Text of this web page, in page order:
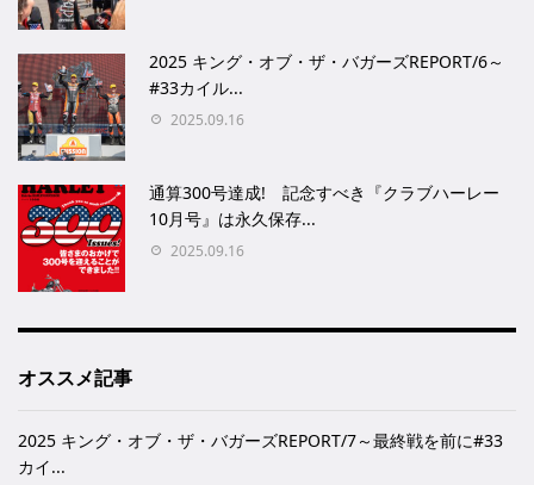
2025 キング・オブ・ザ・バガーズREPORT/6～
#33カイル...
2025.09.16
通算300号達成! 記念すべき『クラブハーレー
10月号』は永久保存...
2025.09.16
オススメ記事
2025 キング・オブ・ザ・バガーズREPORT/7～最終戦を前に#33
カイ...